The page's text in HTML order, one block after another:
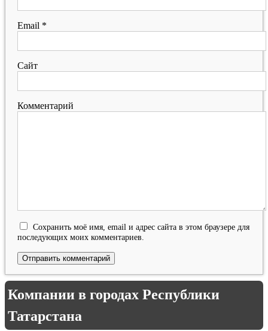
Email *
Сайт
Комментарий
Сохранить моё имя, email и адрес сайта в этом браузере для
последующих моих комментариев.
Компании в городах Республики
Татарстана